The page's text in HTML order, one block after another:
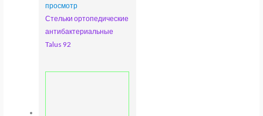
просмотр
Стельки ортопедические
антибактериальные
Talus 92